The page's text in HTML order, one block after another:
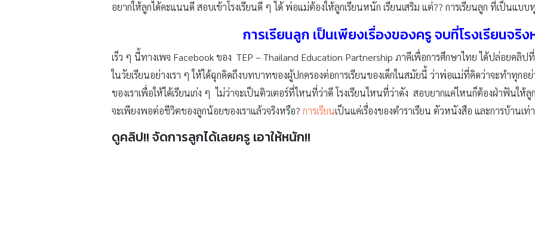
อยากให้ลูกได้คะแนนดี สอบเข้าโรงเรียนดี ๆ ได้ พ่อแม่ต้องให้ลูกเรียนหนัก เรียนเสริม แต่?? การเรียนลูก ที่เป็นแบ
การเรียนลูก เป็นเพียงเรื่องของครู จบที่โรงเรียนจริง
เร็ว ๆ นี้ทางเพจ Facebook ของ TEP – Thailand Education Partnership ภาคีเพื่อการศึกษาไทย ได้ปล่อยคลิ
ในวัยเรียนอย่างเรา ๆ ให้ได้ฉุกคิดถึงบทบาทของผู้ปกครองต่อการเรียนของเด็กในสมัยนี้ ว่าพ่อแม่ที่คิดว่าจะทำทุกอ
ของเราเพื่อให้ได้เรียนเก่ง ๆ ไม่ว่าจะเป็นติวเตอร์ที่ไหนที่ว่าดี โรงเรียนไหนที่ว่าดัง สอบยากแค่ไหนก็ต้องฝ่าฟันให้
จะเพียงพอต่อชีวิตของลูกน้อยของเราแล้วจริงหรือ? การเรียนเป็นแค่เรื่องของตำราเรียน ตัวหนังสือ และการบ้านเท่
ดูคลิป!! จัดการลูกได้เลยครู เอาให้หนัก!!